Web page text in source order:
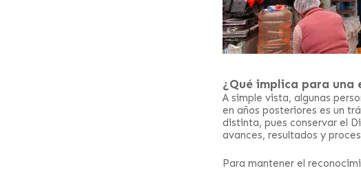
¿Qué implica para una
A simple vista, algunas
en años posteriores es un
distinta, pues conservar el
avances, resultados y
Para mantener el